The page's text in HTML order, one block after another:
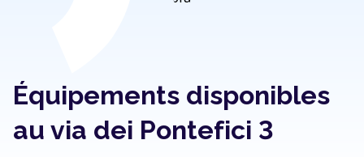
Équipements disponibles
au via dei Pontefici 3